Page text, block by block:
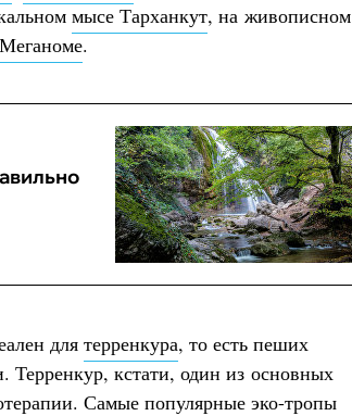
мысе Тарханкут, на живописном
Меганоме.
для терренкура, то есть пеших
Терренкур, кстати, один из основных
Самые популярные эко-тропы